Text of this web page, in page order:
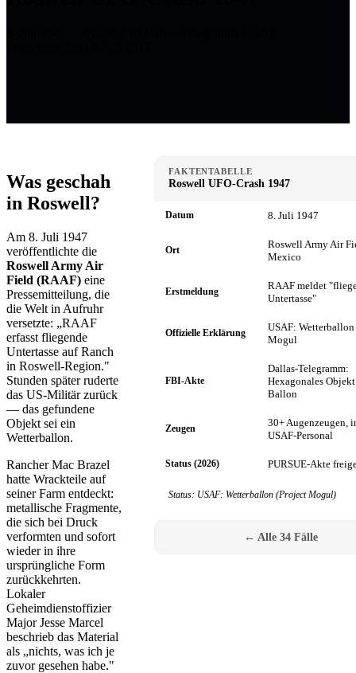
Was geschah
in Roswell?
Am 8. Juli 1947
veröffentlichte die
Roswell Army Air
Field (RAAF) eine
Pressemitteilung, die
die Welt in Aufruhr
versetzte: „RAAF
erfasst fliegende
Untertasse auf Ranch
in Roswell-Region."
Stunden später ruderte
das US-Militär zurück
— das gefundene
Objekt sei ein
Wetterballon.
Rancher Mac Brazel
hatte Wrackteile auf
seiner Farm entdeckt:
metallische Fragmente,
die sich bei Druck
verformten und sofort
wieder in ihre
ursprüngliche Form
zurückkehrten.
Lokaler
Geheimdienstoffizier
Major Jesse Marcel
beschrieb das Material
als „nichts, was ich je
zuvor gesehen habe."
FAKTENTABELLE
Roswell UFO-Crash 1947
Datum 8. Juli 1947
Ort
Roswell Army Air
Mexico
Erstmeldung
RAAF meldet
Untertasse"
Offizielle Erklärung
USAF:
Mogul
FBI-Akte
Dallas-Telegramm:
Hexagonales
Ballon
Zeugen
30+ Augenzeugen,
USAF-Personal
Status (2026) PURSUE-Akte
Status: USAF: Wetterballon (Project Mogul)
← Alle 34 Fälle